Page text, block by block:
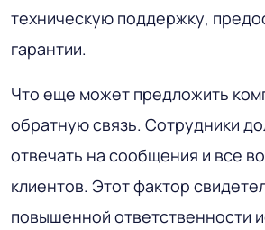
техническую поддержку,
гарантии.
Что еще может предложить
обратную связь. Сотрудники
отвечать на сообщения и все
клиентов. Этот фактор
повышенной ответственности